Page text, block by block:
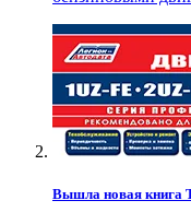
Вышла новая книга